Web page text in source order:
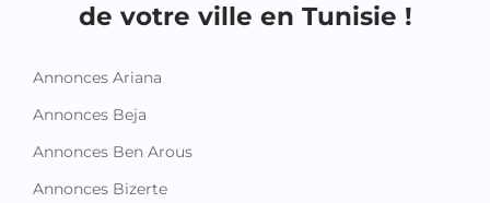
de votre ville en Tunisie !
Annonces Ariana
Annonces Beja
Annonces Ben Arous
Annonces Bizerte